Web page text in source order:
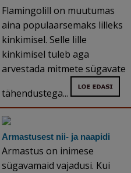
Flamingolill on muutumas
aina populaarsemaks lilleks
kinkimisel. Selle lille
kinkimisel tuleb aga
arvestada mitmete sügavate
tähendustega...
Armastusest nii- ja naapidi
Armastus on inimese
sügavamaid vajadusi. Kui